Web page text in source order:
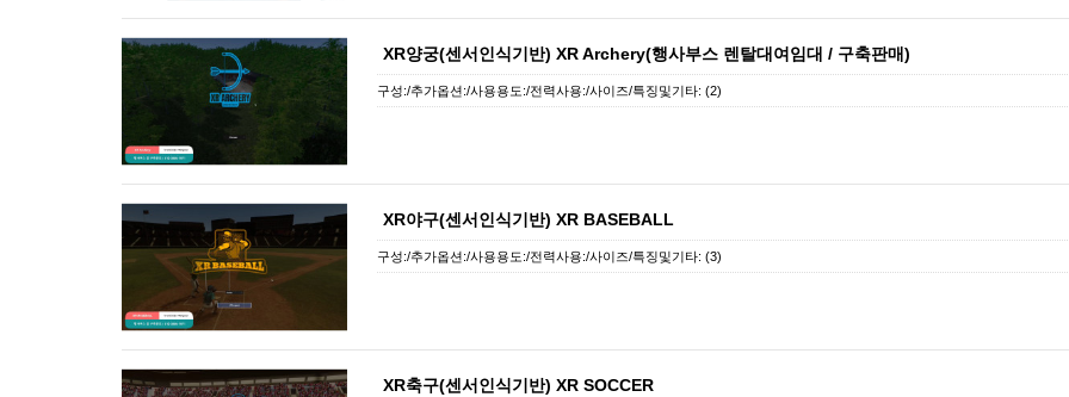
XR양궁(센서인식기반) XR Archery(행사부스 렌탈대여임대 / 구축판매)
구성:/추가옵션:/사용용도:/전력사용:/사이즈/특징및기타: (2)
XR야구(센서인식기반) XR BASEBALL
구성:/추가옵션:/사용용도:/전력사용:/사이즈/특징및기타: (3)
XR축구(센서인식기반) XR SOCCER